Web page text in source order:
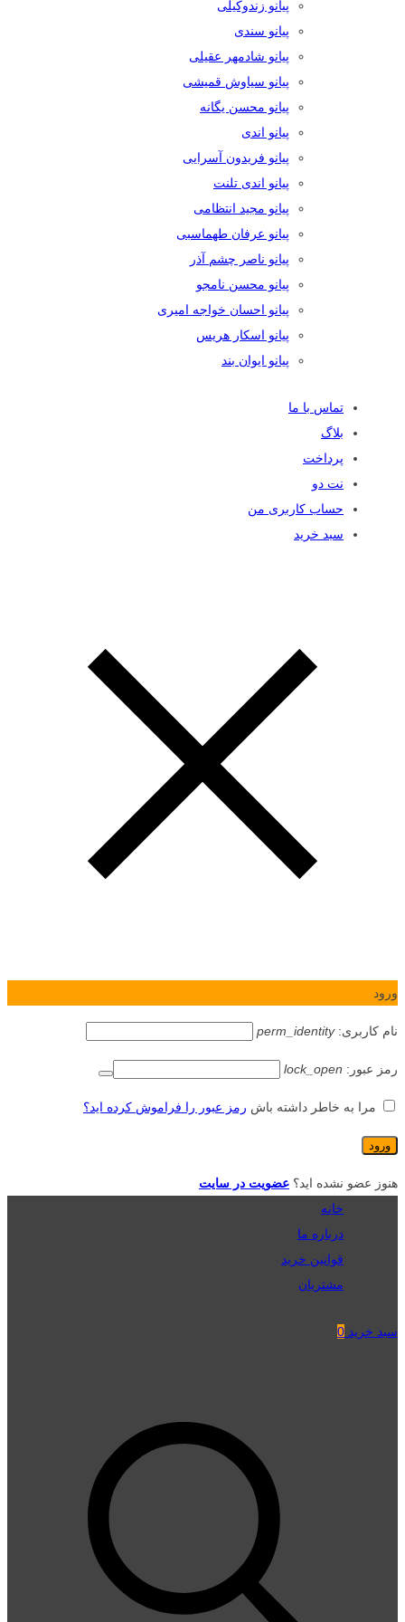
پیانو زندوکیلی
پیانو سندی
پیانو شادمهر عقیلی
پیانو سیاوش قمیشی
پیانو محسن یگانه
پیانو اندی
پیانو فریدون آسرایی
پیانو اندی تلنت
پیانو مجید انتظامی
پیانو عرفان طهماسبی
پیانو ناصر چشم آذر
پیانو محسن نامجو
پیانو احسان خواجه امیری
پیانو اسکار هریس
پیانو ایوان بند
تماس با ما
بلاگ
پرداخت
نت دو
حساب کاربری من
سبد خرید
ورود
نام کاربری:perm_identity
رمز عبور: lock_open
مرا به خاطر داشته باش رمز عبور را فراموش کرده اید؟
هنوز عضو نشده اید؟ عضویت در سایت
خانه
درباره ما
قوانین خرید
مشتریان
سبد خرید 0